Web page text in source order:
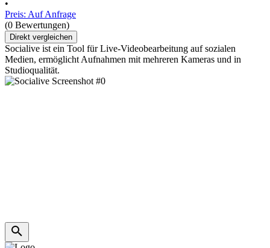
•
Preis: Auf Anfrage
(0 Bewertungen)
Direkt vergleichen
Socialive ist ein Tool für Live-Videobearbeitung auf sozialen
Medien, ermöglicht Aufnahmen mit mehreren Kameras und in
Studioqualität.